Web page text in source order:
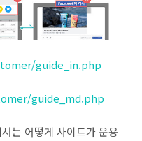
guide_in.php
guide_md.php
는 어떻게 사이트가 운용